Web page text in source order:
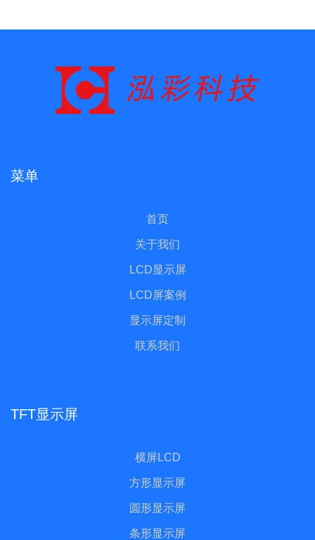
菜单
首页
关于我们
LCD显示屏
LCD屏案例
显示屏定制
联系我们
TFT显示屏
横屏LCD
方形显示屏
圆形显示屏
条形显示屏